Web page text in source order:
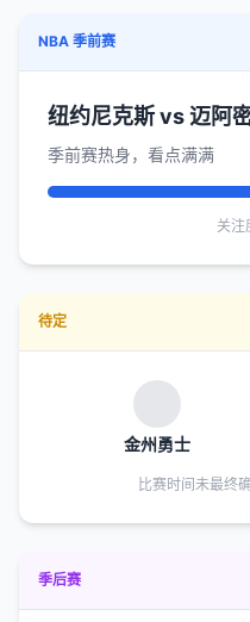
NBA 季前赛
纽约尼克斯 vs 迈阿
季前赛热身，看点满满
关注
待定
金州勇士
比赛时间未最终
季后赛